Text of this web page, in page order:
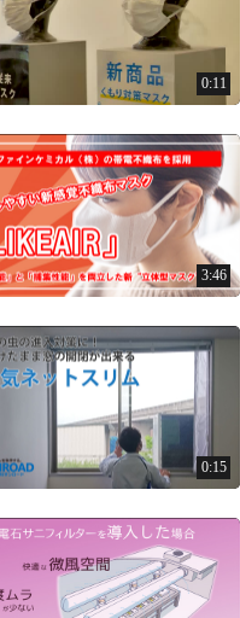
0:11
3:46
0:15